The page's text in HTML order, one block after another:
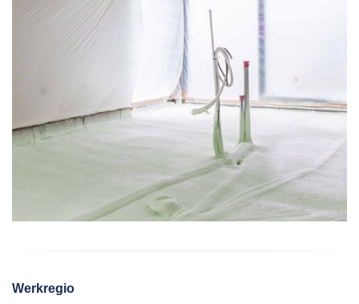
Werkregio